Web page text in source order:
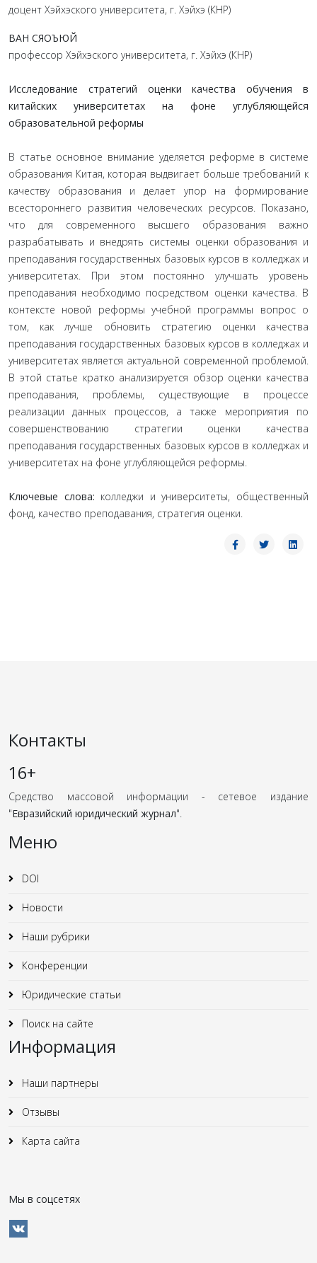
доцент Хэйхэского университета, г. Хэйхэ (КНР)
ВАН СЯОЪЮЙ
профессор Хэйхэского университета, г. Хэйхэ (КНР)
Исследование стратегий оценки качества обучения в
китайских университетах на фоне углубляющейся
образовательной реформы
В статье основное внимание уделяется реформе в системе
образования Китая, которая выдвигает больше требований к
качеству образования и делает упор на формирование
всестороннего развития человеческих ресурсов. Показано,
что для современного высшего образования важно
разрабатывать и внедрять системы оценки образования и
преподавания государственных базовых курсов в колледжах и
университетах. При этом постоянно улучшать уровень
преподавания необходимо посредством оценки качества. В
контексте новой реформы учебной программы вопрос о
том, как лучше обновить стратегию оценки качества
преподавания государственных базовых курсов в колледжах и
университетах является актуальной современной проблемой.
В этой статье кратко анализируется обзор оценки качества
преподавания, проблемы, существующие в процессе
реализации данных процессов, а также мероприятия по
совершенствованию стратегии оценки качества
преподавания государственных базовых курсов в колледжах и
университетах на фоне углубляющейся реформы.
Ключевые слова: колледжи и университеты, общественный
фонд, качество преподавания, стратегия оценки.
Контакты
16+
Средство массовой информации - сетевое издание
"Евразийский юридический журнал".
Меню
DOI
Новости
Наши рубрики
Конференции
Юридические статьи
Поиск на сайте
Информация
Наши партнеры
Отзывы
Карта сайта
Мы в соцсетях